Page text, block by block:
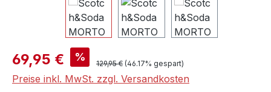
Verkaufspreis:
69,95 € % Regulärer Preis:
129,95 € (46.17% gespart)
Preise inkl. MwSt. zzgl. Versandkosten